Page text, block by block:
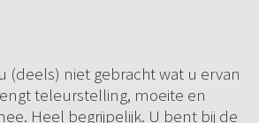
(deels) niet gebracht wat u ervan
teleurstelling, moeite en
Heel begrijpelijk. U bent bij de